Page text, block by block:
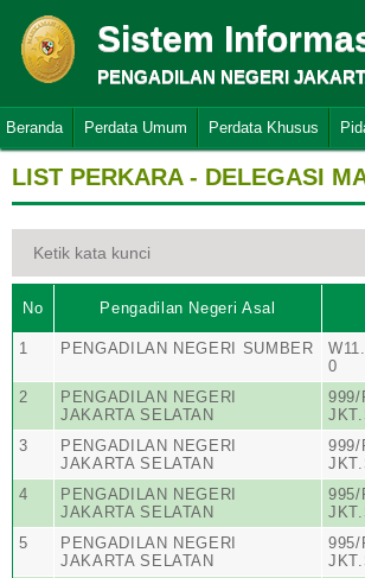
Sistem
PENGADILAN NEGERI
Beranda Perdata Umum Perdata Khusus
LIST PERKARA - DELEGASI
No Pengadilan Negeri Asal
1 PENGADILAN NEGERI SUMBER
0
2
PENGADILAN NEGERI
JAKARTA SELATAN
999/
3
PENGADILAN NEGERI
JAKARTA SELATAN
999/
4
PENGADILAN NEGERI
JAKARTA SELATAN
995/
5
PENGADILAN NEGERI
JAKARTA SELATAN
995/